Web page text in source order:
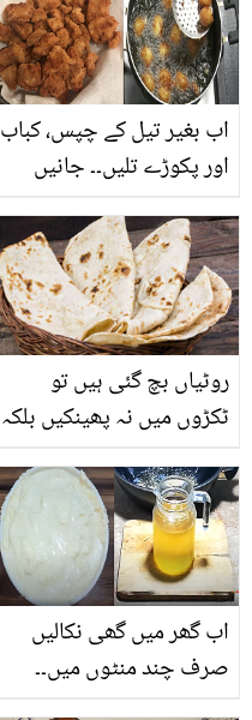
اب بغیر تیل کے چپس، کباب
اور پکوڑے تلیں۔۔ جانیں
پہلے یہ انوکھا طریقہ جس
میں تیل کی ضرورت ہی
نہیں پڑے گی
روٹیاں بچ گئی ہیں تو
ٹکڑوں میں نہ پھینکیں بلکہ
پکوان،جو بھی کھائے
تعریف کئے بغیر رہ نہ پائے
اب گھر میں گھی نکالیں
صرف چند منٹوں میں۔۔